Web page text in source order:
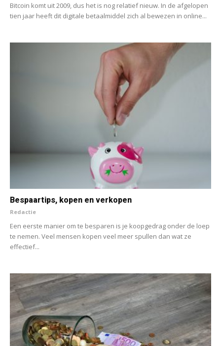
Bitcoin komt uit 2009, dus het is nog relatief nieuw. In de afgelopen
tien jaar heeft dit digitale betaalmiddel zich al bewezen in online...
Bespaartips, kopen en verkopen
Redactie
Een eerste manier om te besparen is je koopgedrag onder de loep
te nemen. Veel mensen kopen veel meer spullen dan wat ze
effectief...